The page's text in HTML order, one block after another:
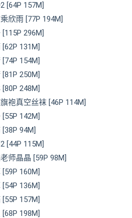
[64P 157M]
欣雨 [77P 194M]
296M]
131M]
154M]
250M]
248M]
袍真空丝袜 [46P 114M]
142M]
94M]
[44P 115M]
师晶晶 [59P 98M]
160M]
136M]
157M]
198M]